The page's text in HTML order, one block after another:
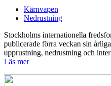
Kärnvapen
Nedrustning
Stockholms internationella
publicerade förra veckan sin
upprustning, nedrustning och
Läs mer